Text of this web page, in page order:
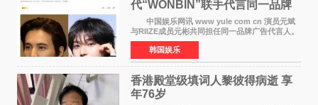
代“WONBIN”联手代言同一品牌
颜值天花板合体
中国娱乐网讯 www yule com cn 演员元斌
与RIIZE成员元彬共同担任同一品牌广告代言人。
6日据独家报道，继演员元斌之后，RIIZE元彬最
近也被选为某在线中介平台A公司的共同广告代言
人，两人将作
韩国娱乐
香港殿堂级填词人黎彼得病逝 享
年76岁​